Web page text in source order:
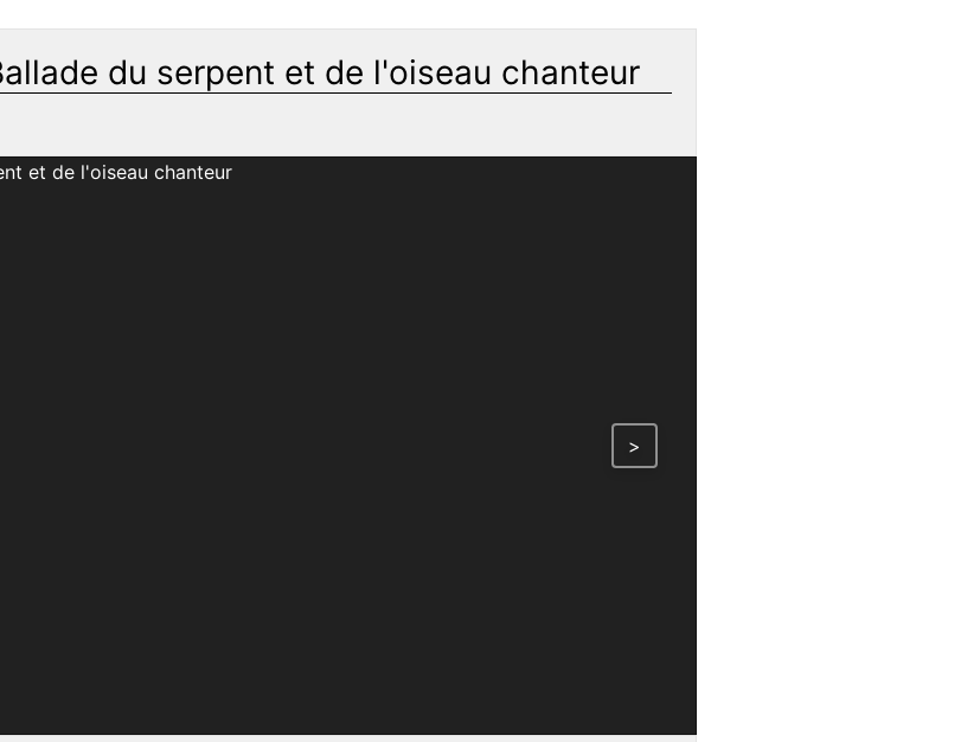
du serpent et de l'oiseau chanteur
>